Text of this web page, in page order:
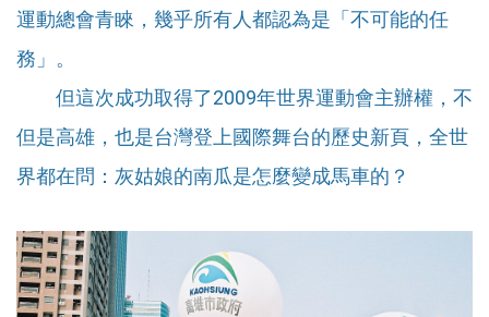
運動總會青睞，幾乎所有人都認為是「不可能的任
務」。
但這次成功取得了2009年世界運動會主辦權，不
但是高雄，也是台灣登上國際舞台的歷史新頁，全世
界都在問：灰姑娘的南瓜是怎麼變成馬車的？